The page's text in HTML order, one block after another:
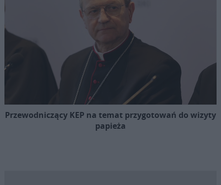
Przewodniczący KEP na temat przygotowań do wizyty
papieża